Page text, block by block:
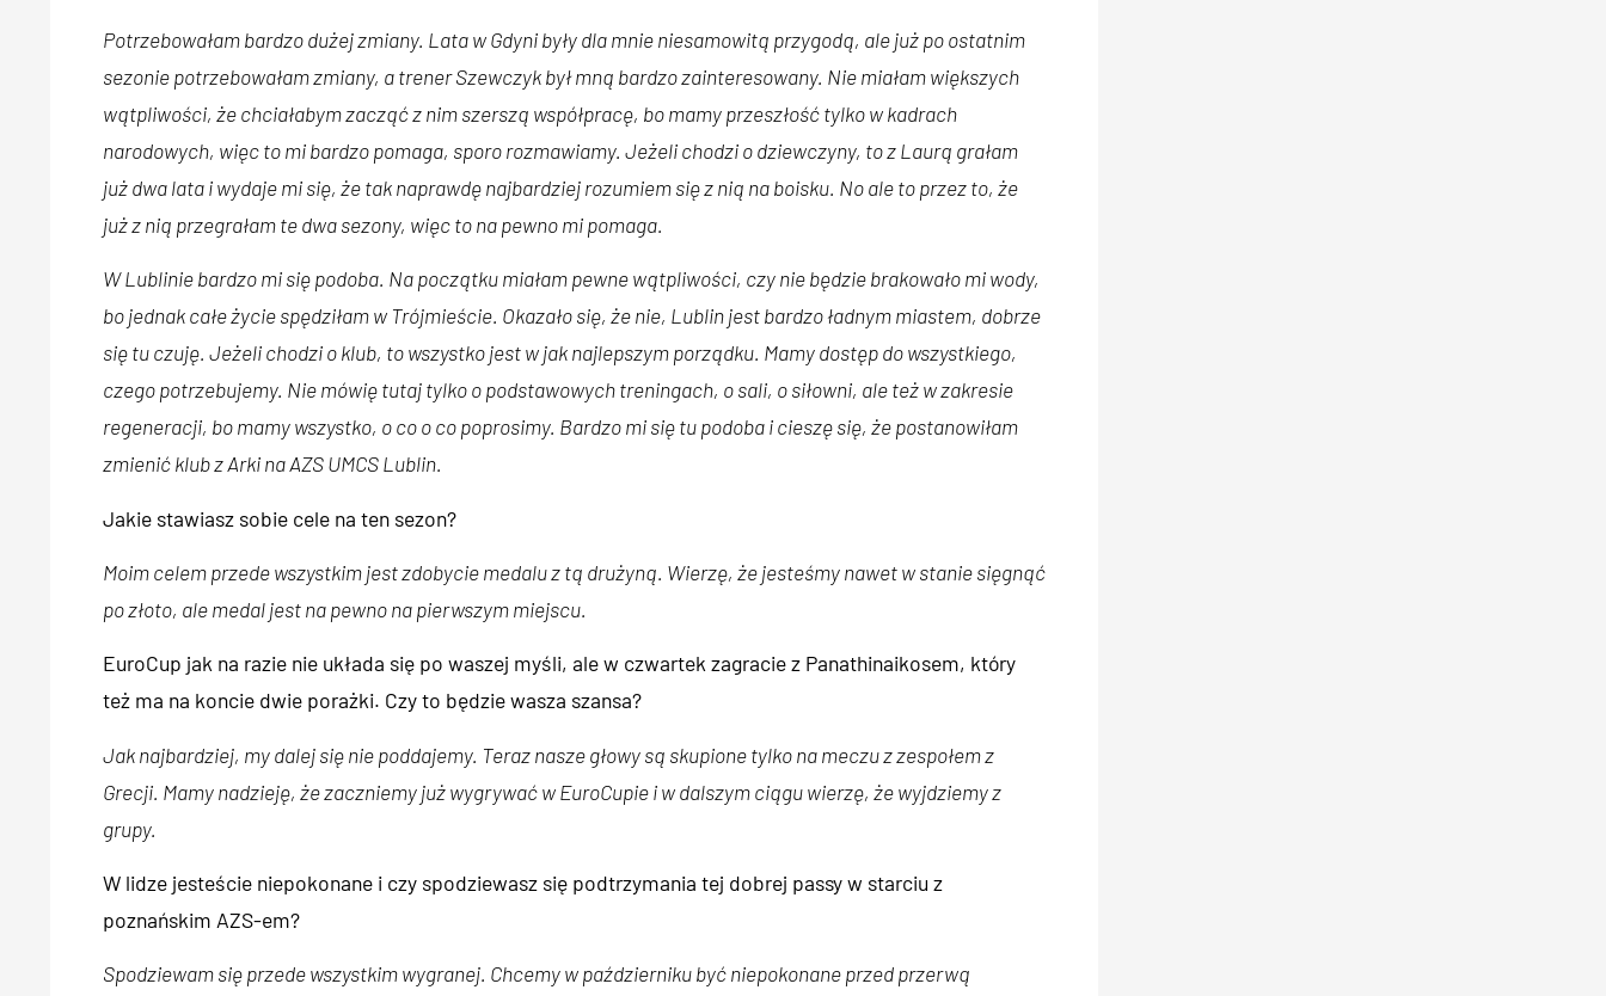
Potrzebowałam bardzo dużej zmiany. Lata w Gdyni były dla mnie niesamowitą przygodą, ale już po ostatnim
sezonie potrzebowałam zmiany, a trener Szewczyk był mną bardzo zainteresowany. Nie miałam większych
wątpliwości, że chciałabym zacząć z nim szerszą współpracę, bo mamy przeszłość tylko w kadrach
narodowych, więc to mi bardzo pomaga, sporo rozmawiamy. Jeżeli chodzi o dziewczyny, to z Laurą grałam
już dwa lata i wydaje mi się, że tak naprawdę najbardziej rozumiem się z nią na boisku. No ale to przez to, że
już z nią przegrałam te dwa sezony, więc to na pewno mi pomaga.
W Lublinie bardzo mi się podoba. Na początku miałam pewne wątpliwości, czy nie będzie brakowało mi wody,
bo jednak całe życie spędziłam w Trójmieście. Okazało się, że nie, Lublin jest bardzo ładnym miastem, dobrze
się tu czuję. Jeżeli chodzi o klub, to wszystko jest w jak najlepszym porządku. Mamy dostęp do wszystkiego,
czego potrzebujemy. Nie mówię tutaj tylko o podstawowych treningach, o sali, o siłowni, ale też w zakresie
regeneracji, bo mamy wszystko, o co o co poprosimy. Bardzo mi się tu podoba i cieszę się, że postanowiłam
zmienić klub z Arki na AZS UMCS Lublin.
Jakie stawiasz sobie cele na ten sezon?
Moim celem przede wszystkim jest zdobycie medalu z tą drużyną. Wierzę, że jesteśmy nawet w stanie sięgnąć
po złoto, ale medal jest na pewno na pierwszym miejscu.
EuroCup jak na razie nie układa się po waszej myśli, ale w czwartek zagracie z Panathinaikosem, który
też ma na koncie dwie porażki. Czy to będzie wasza szansa?
Jak najbardziej, my dalej się nie poddajemy. Teraz nasze głowy są skupione tylko na meczu z zespołem z
Grecji. Mamy nadzieję, że zaczniemy już wygrywać w EuroCupie i w dalszym ciągu wierzę, że wyjdziemy z
grupy.
W lidze jesteście niepokonane i czy spodziewasz się podtrzymania tej dobrej passy w starciu z
poznańskim AZS-em?
Spodziewam się przede wszystkim wygranej. Chcemy w październiku być niepokonane przed przerwą